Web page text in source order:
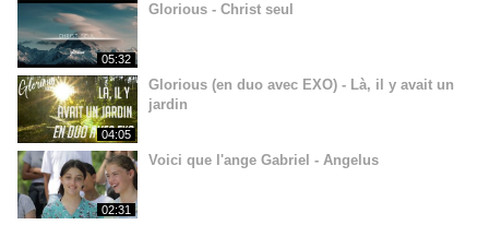
05:32
Glorious - Christ seul
04:05
Glorious (en duo avec EXO) - Là, il y avait un
jardin
02:31
Voici que l'ange Gabriel - Angelus